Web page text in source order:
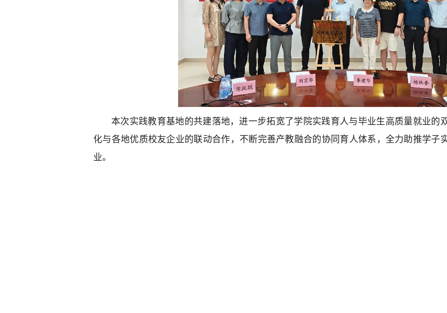
本次实践教育基地的共建落地，进一步拓宽了学院实践育人与毕业生高质量就业的
化与各地优质校友企业的联动合作，不断完善产教融合的协同育人体系，全力助推学子
业。